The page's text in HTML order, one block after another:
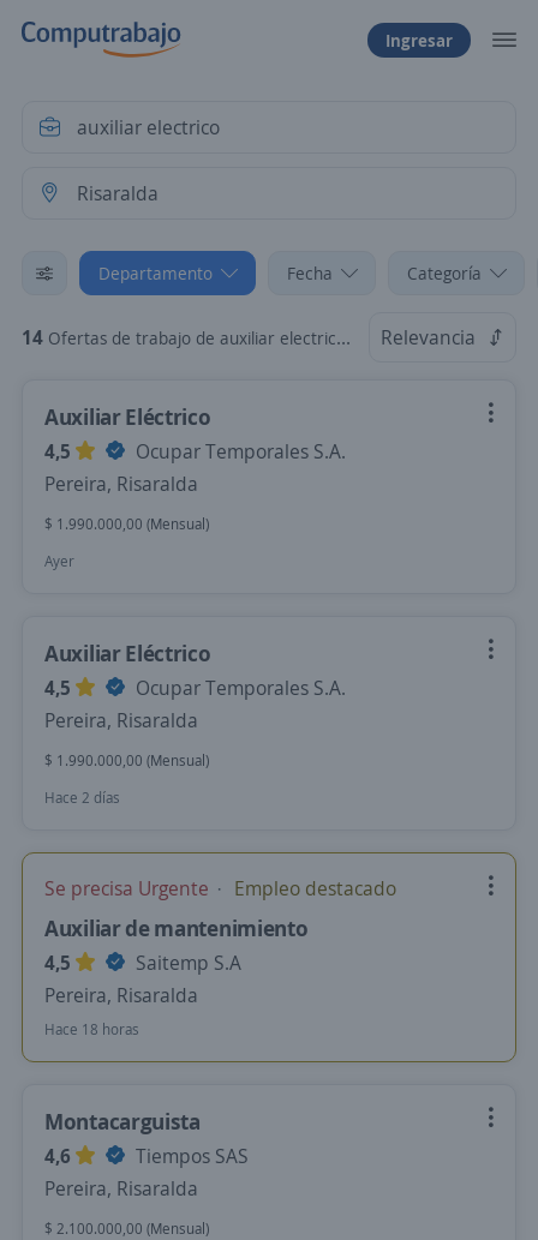
Ingresar
Departamento Fecha Categoría
14 Ofertas de trabajo de auxiliar electrico en Risaralda Relevancia
Auxiliar Eléctrico
4,5
Ocupar Temporales S.A.
Pereira, Risaralda
$ 1.990.000,00 (Mensual)
Ayer
Auxiliar Eléctrico
4,5
Ocupar Temporales S.A.
Pereira, Risaralda
$ 1.990.000,00 (Mensual)
Hace 2 días
Se precisa Urgente Empleo destacado
Auxiliar de mantenimiento
4,5
Saitemp S.A
Pereira, Risaralda
Hace 18 horas
Montacarguista
4,6
Tiempos SAS
Pereira, Risaralda
$ 2.100.000,00 (Mensual)